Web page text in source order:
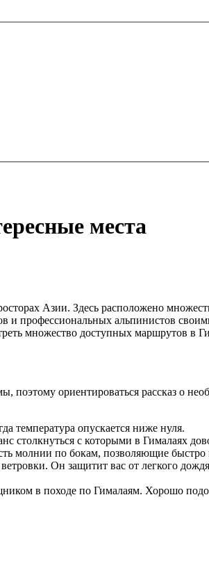
места
Азии. Здесь расположено
и профессиональных альпинистов
множество доступных маршрутов в
поэтому ориентироваться рассказ о
температура опускается ниже нуля.
с которыми в Гималаях
по бокам, позволяющие быстро
Он защитит вас от легкого дождя
в походе по Гималаям. Хорошо